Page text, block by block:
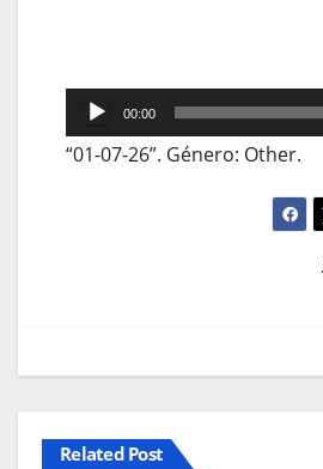
Reprodutor
de
00:00
“01-07-26”. Género: Other.
Related Post